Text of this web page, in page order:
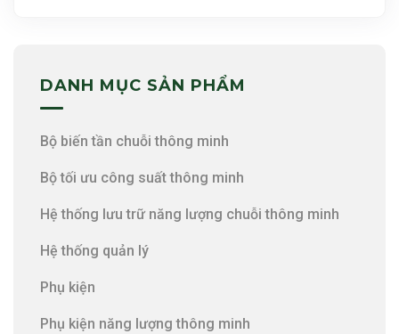
DANH MỤC SẢN PHẨM
Bộ biến tần chuỗi thông minh
Bộ tối ưu công suất thông minh
Hệ thống lưu trữ năng lượng chuỗi thông minh
Hệ thống quản lý
Phụ kiện
Phụ kiện năng lượng thông minh